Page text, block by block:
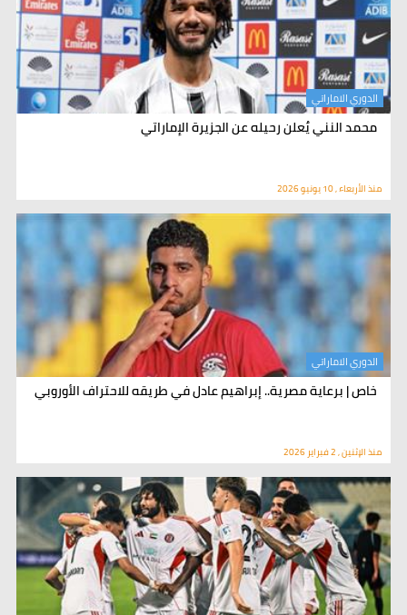
محمد النني يٌعلن رحيله عن الجزيرة الإماراتي
الدوري الاماراتي
منذ الأربعاء , 10 يونيو 2026
خاص | برعاية مصرية.. إبراهيم عادل في طريقه للاحتراف الأوروبي
الدوري الاماراتي
منذ الإثنين , 2 فبراير 2026